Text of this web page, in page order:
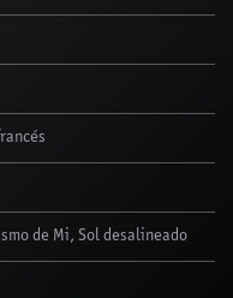
de Mi, Sol desalineado